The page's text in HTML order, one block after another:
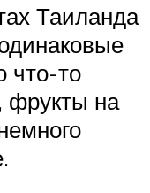
Таиланда
что-то
фрукты на